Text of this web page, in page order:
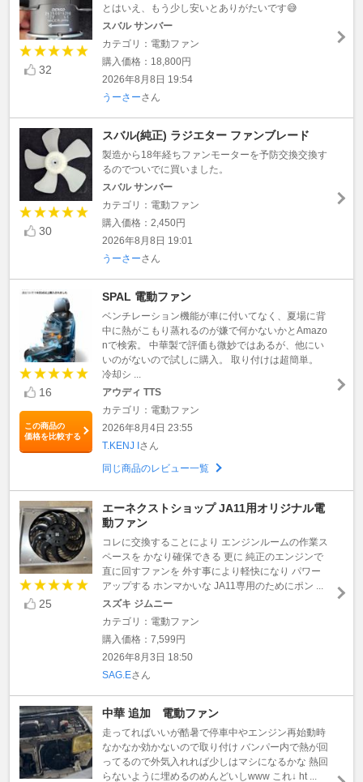
32
とはいえ、もう少し安いとありがたいです😅
スバル サンバー
カテゴリ：電動ファン
購入価格：18,800円
2026年8月8日 19:54
うーさーさん
30
スバル(純正) ラジエター ファンブレード
製造から18年経ちファンモーターを予防交換交換す
るのでついでに買いました。
スバル サンバー
カテゴリ：電動ファン
購入価格：2,450円
2026年8月8日 19:01
うーさーさん
16
この商品の
価格を比較する
SPAL 電動ファン
ベンチレーション機能が車に付いてなく、夏場に背
中に熱がこもり蒸れるのが嫌で何かないかとAmazo
nで検索。 中華製で評価も微妙ではあるが、他にい
いのがないので試しに購入。 取り付けは超簡単。
冷却シ ...
アウディ TTS
カテゴリ：電動ファン
2026年8月4日 23:55
T.KENJ Iさん
同じ商品のレビュー一覧
25
エーネクストショップ JA11用オリジナル電
動ファン
コレに交換することにより エンジンルームの作業ス
ペースを かなり確保できる 更に 純正のエンジンで
直に回すファンを 外す事により軽快になり パワー
アップする ホンマかいな JA11専用のためにポン ...
スズキ ジムニー
カテゴリ：電動ファン
購入価格：7,599円
2026年8月3日 18:50
SAG.Eさん
中華 追加 電動ファン
走ってればいいが酷暑で停車中やエンジン再始動時
なかなか効かないので取り付け バンパー内で熱が回
ってるので外気入れれば少しはマシになるかな 熱回
らないように埋めるのめんどいしwww これ↓ ht ...